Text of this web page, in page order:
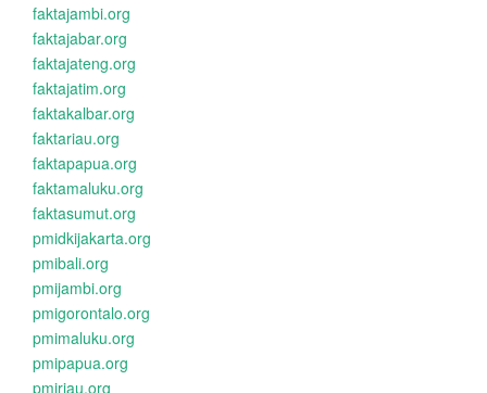
faktajambi.org
faktajabar.org
faktajateng.org
faktajatim.org
faktakalbar.org
faktariau.org
faktapapua.org
faktamaluku.org
faktasumut.org
pmidkijakarta.org
pmibali.org
pmijambi.org
pmigorontalo.org
pmimaluku.org
pmipapua.org
pmiriau.org